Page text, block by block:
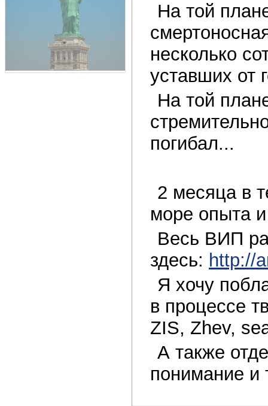
На той
несколько
уставших от
На той
погибал...
2 месяца в
море опыта
Весь ВИП
здесь: http://
Я хочу
в процессе
ZIS, Zhev,
А также
понимание и